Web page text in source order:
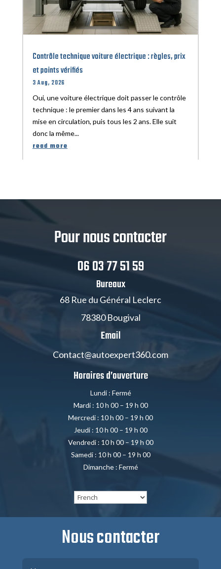
Contrôle technique voiture électrique : règles, prix
et points vérifiés
3 Aug, 2026
Oui, une voiture électrique doit passer le contrôle
technique : le premier dans les 4 ans suivant la
mise en circulation, puis tous les 2 ans. Elle suit
donc la même...
read more
Pour nous contacter
06 03 77 51 59
Bureaux
68 Rue du Général Leclerc
78380 Bougival
Email
Contact@autoexpert360.com
Horaires d’ouverture
Lundi : Fermé
Mardi : 10 h 00 – 19 h 00
Mercredi : 10 h 00 – 19 h 00
Jeudi : 10 h 00 – 19 h 00
Vendredi : 10 h 00 – 19 h 00
Samedi : 10 h 00 – 19 h 00
Dimanche : Fermé
Nous contacter